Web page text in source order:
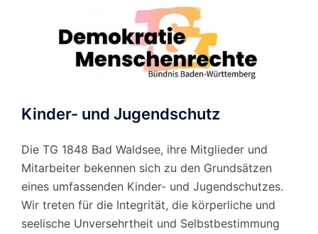
Kinder- und Jugendschutz
Die TG 1848 Bad Waldsee, ihre Mitglieder und
Mitarbeiter bekennen sich zu den Grundsätzen
eines umfassenden Kinder- und Jugendschutzes.
Wir treten für die Integrität, die körperliche und
seelische Unversehrtheit und Selbstbestimmung